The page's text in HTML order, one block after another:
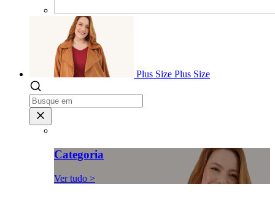
Plus Size Plus Size
Categoria
Ver tudo >